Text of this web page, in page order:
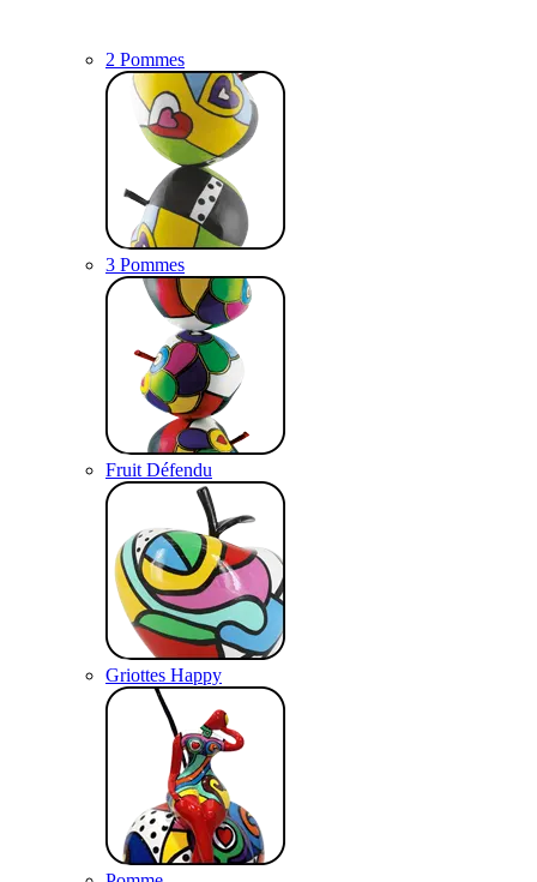
2 Pommes
3 Pommes
Fruit Défendu
Griottes Happy